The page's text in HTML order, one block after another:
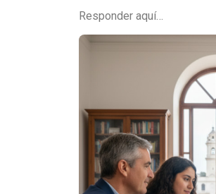
Responder aquí…